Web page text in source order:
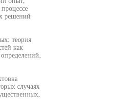
решений
теория
как
случаях